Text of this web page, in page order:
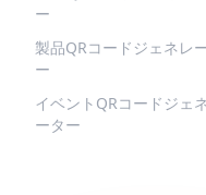
ー
製品QRコードジェネレ
ー
イベントQRコードジェ
ーター